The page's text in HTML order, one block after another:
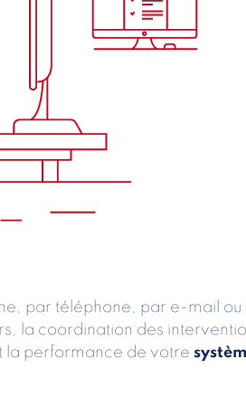
par téléphone, par e-mail
la coordination des
la performance de votre